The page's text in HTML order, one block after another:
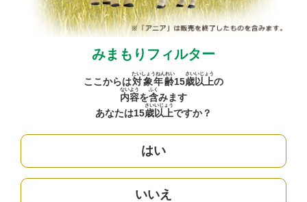
みまもりフィルター
ここからは対象年齢
たいしょうねんれい
15歳
さい
以上
いじょう
の
内容
ないよう
を含
ふく
みます
あなたは15歳
さい
以上
いじょう
ですか？
はい
いいえ